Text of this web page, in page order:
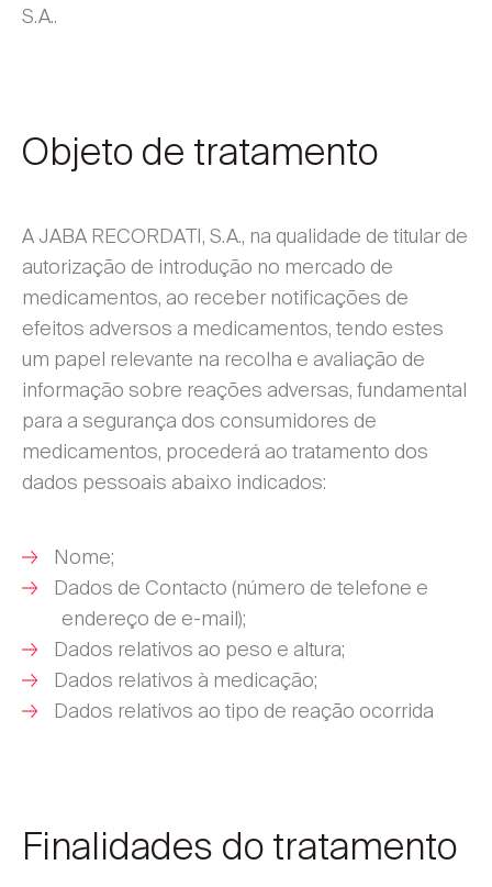
S.A..
Objeto de tratamento
A JABA RECORDATI, S.A., na qualidade de titular de
autorização de introdução no mercado de
medicamentos, ao receber notificações de
efeitos adversos a medicamentos, tendo estes
um papel relevante na recolha e avaliação de
informação sobre reações adversas, fundamental
para a segurança dos consumidores de
medicamentos, procederá ao tratamento dos
dados pessoais abaixo indicados:
Nome;
Dados de Contacto (número de telefone e
endereço de e-mail);
Dados relativos ao peso e altura;
Dados relativos à medicação;
Dados relativos ao tipo de reação ocorrida
Finalidades do tratamento